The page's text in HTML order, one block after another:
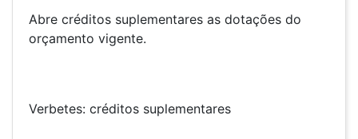
Abre créditos suplementares as dotações do
orçamento vigente.
Verbetes: créditos suplementares